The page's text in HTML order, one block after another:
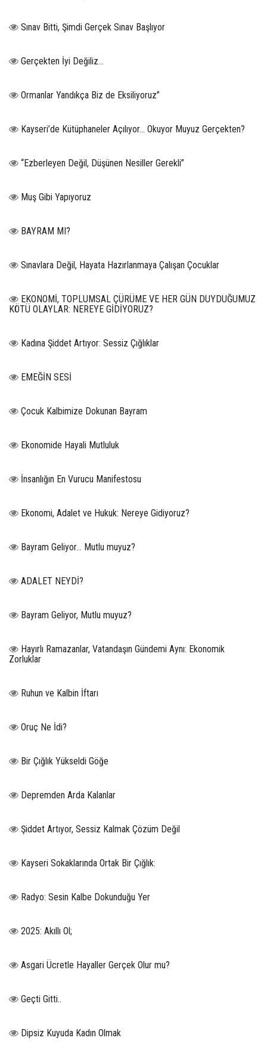
Sınav Bitti, Şimdi Gerçek Sınav Başlıyor
Gerçekten İyi Değiliz...
Ormanlar Yandıkça Biz de Eksiliyoruz”
Kayseri’de Kütüphaneler Açılıyor… Okuyor Muyuz Gerçekten?
“Ezberleyen Değil, Düşünen Nesiller Gerekli”
Muş Gibi Yapıyoruz
BAYRAM MI?
Sınavlara Değil, Hayata Hazırlanmaya Çalışan Çocuklar
EKONOMİ, TOPLUMSAL ÇÜRÜME VE HER GÜN DUYDUĞUMUZ
KÖTÜ OLAYLAR: NEREYE GİDİYORUZ?
Kadına Şiddet Artıyor: Sessiz Çığlıklar
EMEĞİN SESİ
Çocuk Kalbimize Dokunan Bayram
Ekonomide Hayali Mutluluk
İnsanlığın En Vurucu Manifestosu
Ekonomi, Adalet ve Hukuk: Nereye Gidiyoruz?
Bayram Geliyor… Mutlu muyuz?
ADALET NEYDİ?
Bayram Geliyor, Mutlu muyuz?
Hayırlı Ramazanlar, Vatandaşın Gündemi Aynı: Ekonomik
Zorluklar
Ruhun ve Kalbin İftarı
Oruç Ne İdi?
Bir Çığlık Yükseldi Göğe
Depremden Arda Kalanlar
Şiddet Artıyor, Sessiz Kalmak Çözüm Değil
Kayseri Sokaklarında Ortak Bir Çığlık:
Radyo: Sesin Kalbe Dokunduğu Yer
2025: Akıllı Ol;
Asgari Ücretle Hayaller Gerçek Olur mu?
Geçti Gitti..
Dipsiz Kuyuda Kadın Olmak